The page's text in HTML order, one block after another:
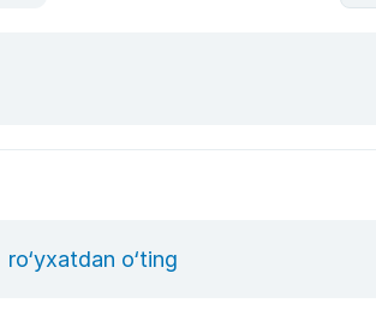
ro‘yxatdan o‘ting